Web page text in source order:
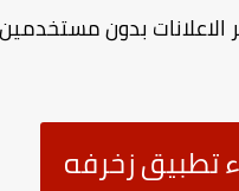
بدون
تطبيق زخرفه